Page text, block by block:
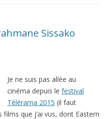
Sissako
Je ne suis pas allée au
cinéma depuis le festival
Télérama 2015 (il faut
films que j’ai vus, dont Eastern